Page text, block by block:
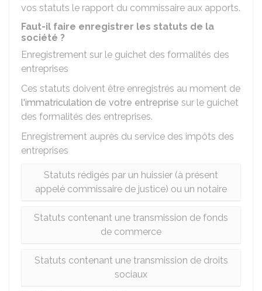
vos statuts le rapport du commissaire aux apports.
Faut-il faire enregistrer les statuts de la
société ?
Enregistrement sur le guichet des formalités des
entreprises
Ces statuts doivent être enregistrés au moment de
l'immatriculation de votre entreprise sur le guichet
des formalités des entreprises.
Enregistrement auprès du service des impôts des
entreprises
Statuts rédigés par un huissier (à présent
appelé commissaire de justice) ou un notaire
Statuts contenant une transmission de fonds
de commerce
Statuts contenant une transmission de droits
sociaux